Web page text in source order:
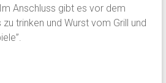
Anschluss gibt es vor dem
trinken und Wurst vom Grill und